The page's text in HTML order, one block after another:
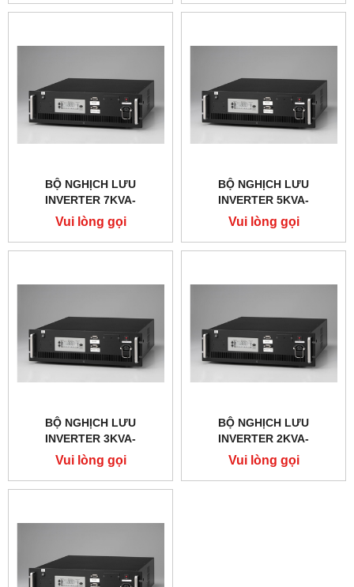
BỘ NGHỊCH LƯU
INVERTER 7KVA-
110VDC/220VAC
Vui lòng gọi
BỘ NGHỊCH LƯU
INVERTER 5KVA-
110VDC/220VAC
Vui lòng gọi
BỘ NGHỊCH LƯU
INVERTER 3KVA-
110VDC/220VAC
Vui lòng gọi
BỘ NGHỊCH LƯU
INVERTER 2KVA-
110VDC/220VAC
Vui lòng gọi